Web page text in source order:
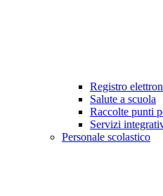
Registro
Salute a scuola
Raccolte punti
Servizi
Personale scolastico